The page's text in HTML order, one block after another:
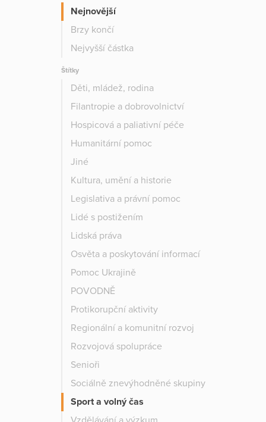
Nejnovější
Brzy končí
Nejvyšší částka
Štítky
Děti, mládež, rodina
Filantropie a dobrovolnictví
Hospicová a paliativní péče
Humanitární pomoc
Jiné
Kultura, umění a historie
Legislativa a právní pomoc
Lidé s postižením
Lidská práva
Osvěta a poskytování informací
Pomoc Ukrajině
POVODNĚ
Protikorupční aktivity
Regionální a komunitní rozvoj
Rozvojová spolupráce
Senioři
Sociálně znevýhodněné skupiny
Sport a volný čas